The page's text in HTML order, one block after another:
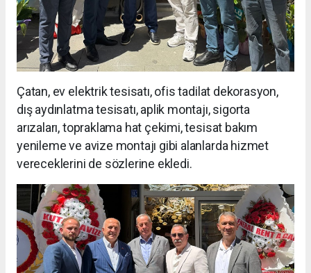
Çatan, ev elektrik tesisatı, ofis tadilat dekorasyon,
dış aydınlatma tesisatı, aplik montajı, sigorta
arızaları, topraklama hat çekimi, tesisat bakım
yenileme ve avize montajı gibi alanlarda hizmet
vereceklerini de sözlerine ekledi.